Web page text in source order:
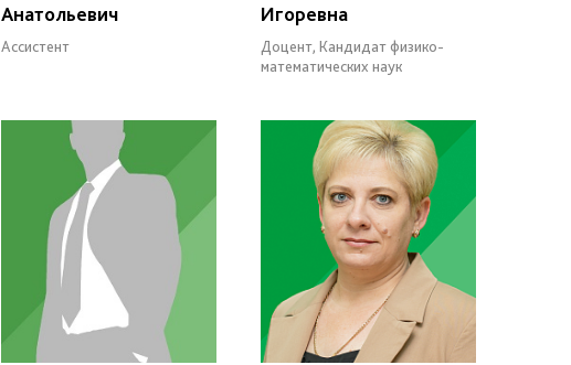
Анатольевич
Ассистент
Игоревна
Доцент, Кандидат физико-
математических наук